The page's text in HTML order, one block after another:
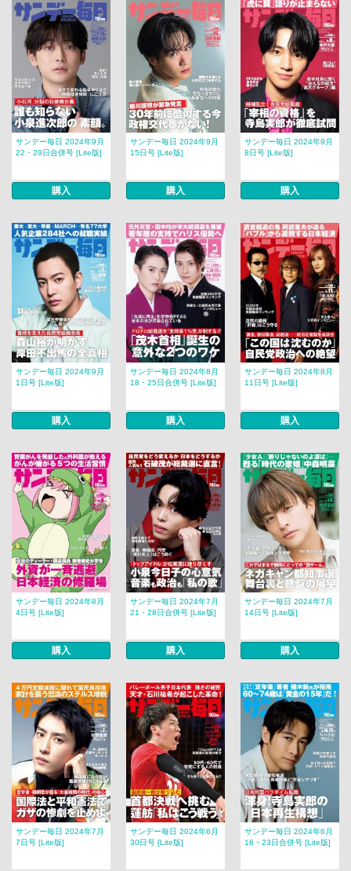
サンデー毎日 2024年9月
22・29日合併号 [Lite版]
購入
サンデー毎日 2024年9月
15日号 [Lite版]
購入
サンデー毎日 2024年9月
8日号 [Lite版]
購入
サンデー毎日 2024年9月
1日号 [Lite版]
購入
サンデー毎日 2024年8月
18・25日合併号 [Lite版]
購入
サンデー毎日 2024年8月
11日号 [Lite版]
購入
サンデー毎日 2024年8月
4日号 [Lite版]
購入
サンデー毎日 2024年7月
21・28日合併号 [Lite版]
購入
サンデー毎日 2024年7月
14日号 [Lite版]
購入
サンデー毎日 2024年7月
7日号 [Lite版]
サンデー毎日 2024年6月
30日号 [Lite版]
サンデー毎日 2024年6月
16・23日合併号 [Lite版]